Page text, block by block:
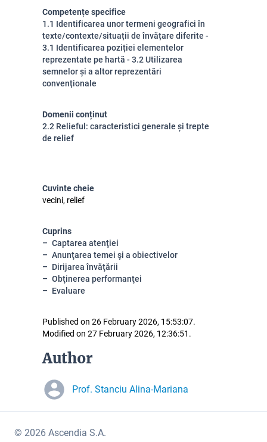
Competențe specifice
1.1 Identificarea unor termeni geografici în
texte/contexte/situații de învățare diferite -
3.1 Identificarea poziției elementelor
reprezentate pe hartă - 3.2 Utilizarea
semnelor și a altor reprezentări
convenționale
Domenii conținut
2.2 Relieful: caracteristici generale și trepte
de relief
Cuvinte cheie
vecini, relief
Cuprins
Captarea atenţiei
Anunţarea temei şi a obiectivelor
Dirijarea învăţării
Obţinerea performanţei
Evaluare
Published on 26 February 2026, 15:53:07.
Modified on 27 February 2026, 12:36:51.
Author
Prof. Stanciu Alina-Mariana
© 2026 Ascendia S.A.